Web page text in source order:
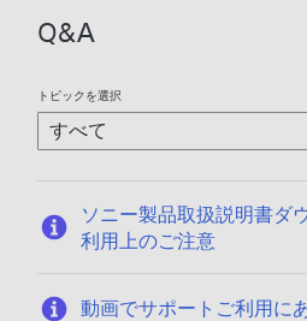
Q&A
トピックを選択
ソニー製品取扱説明書ダ
利用上のご注意
動画でサポートご利用に